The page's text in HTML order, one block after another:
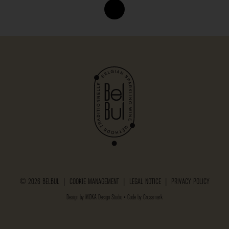
© 2026 BELBUL | COOKIE MANAGEMENT LEGAL NOTICE PRIVACY POLICY
Design by MOKA Design Studio • Code by Crossmark